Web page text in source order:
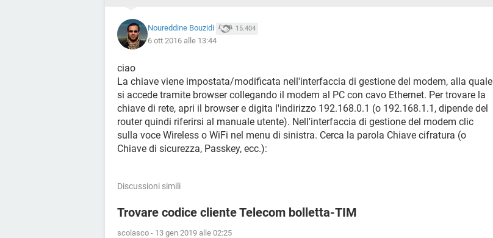
Noureddine Bouzidi 15.404
6 ott 2016 alle 13:44
ciao
La chiave viene impostata/modificata nell'interfaccia di gestione del modem, alla quale
si accede tramite browser collegando il modem al PC con cavo Ethernet. Per trovare la
chiave di rete, apri il browser e digita l'indirizzo 192.168.0.1 (o 192.168.1.1, dipende del
router quindi riferirsi al manuale utente). Nell'interfaccia di gestione del modem clic
sulla voce Wireless o WiFi nel menu di sinistra. Cerca la parola Chiave cifratura (o
Chiave di sicurezza, Passkey, ecc.):
Discussioni simili
Trovare codice cliente Telecom bolletta-TIM
scolasco - 13 gen 2019 alle 02:25